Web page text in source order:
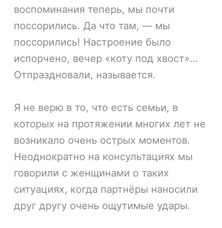
воспоминания теперь, мы почти
поссорились. Да что там, — мы
поссорились! Настроение было
испорчено, вечер «коту под хвост»…
Отпраздновали, называется.
Я не верю в то, что есть семьи, в
которых на протяжении многих лет не
возникало очень острых моментов.
Неоднократно на консультациях мы
говорили с женщинами о таких
ситуациях, когда партнёры наносили
друг другу очень ощутимые удары.